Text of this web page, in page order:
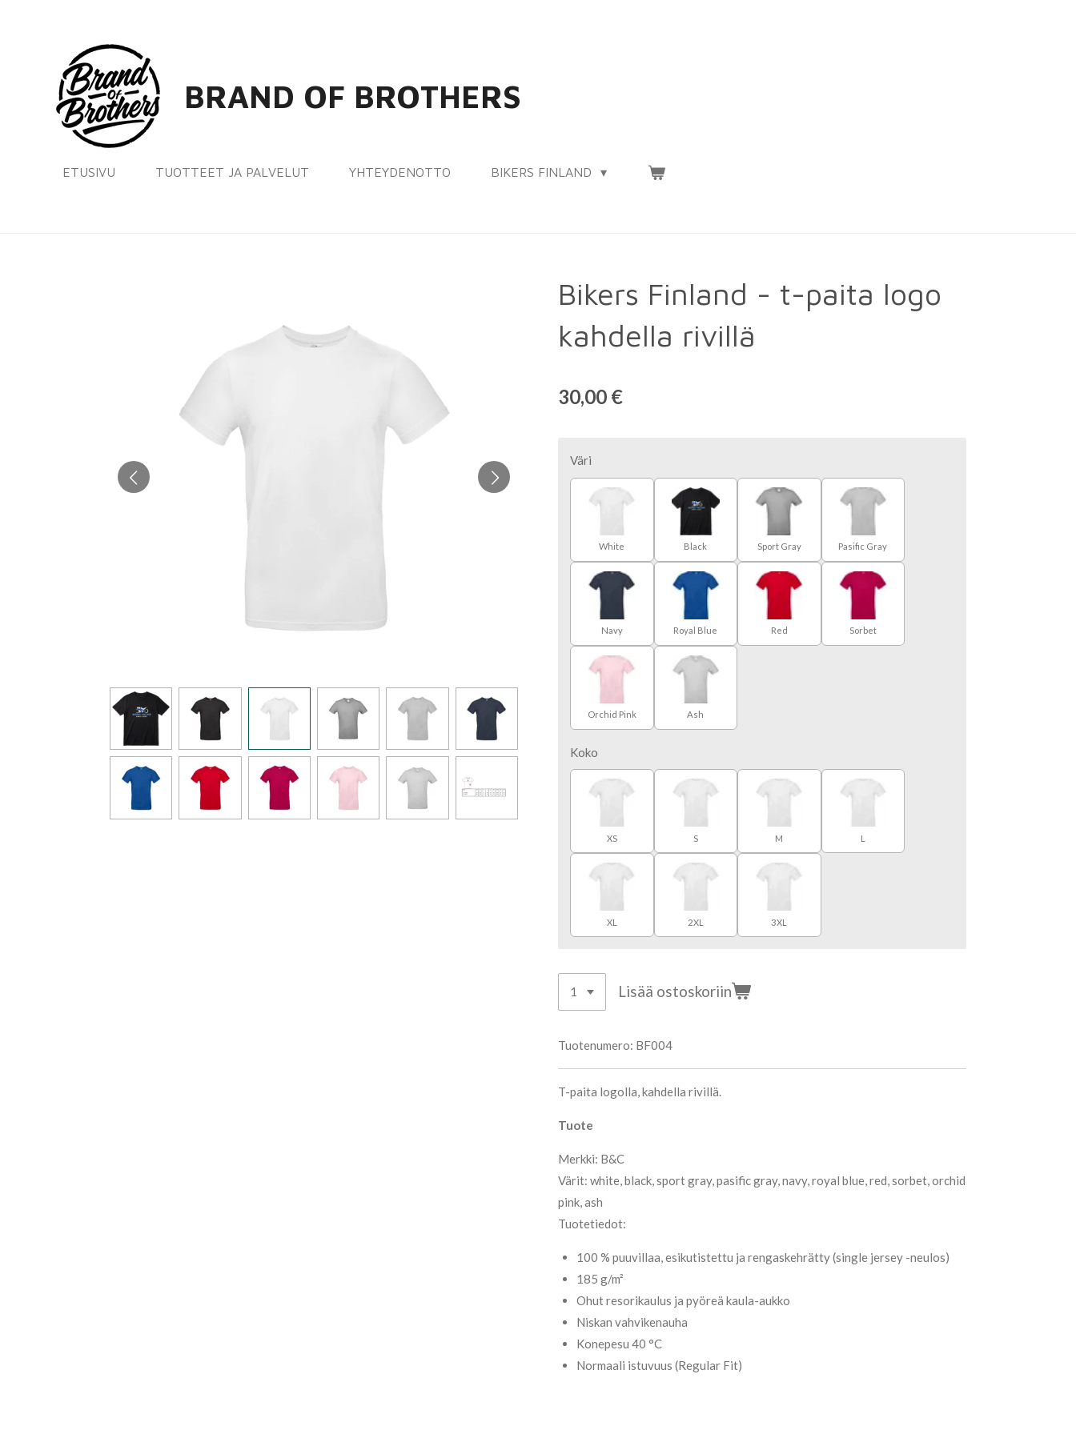
BRAND OF BROTHERS
ETUSIVU TUOTTEET JA PALVELUT YHTEYDENOTTO BIKERS FINLAND
Bikers Finland - t-paita logo
kahdella rivillä
30,00 €
Väri
White Black Sport Gray Pasific Gray
Navy Royal Blue Red Sorbet
Orchid Pink Ash
Koko
XS S M L
XL 2XL 3XL
Lisää ostoskoriin
Tuotenumero: BF004
T-paita logolla, kahdella rivillä.
Tuote
Merkki: B&C
Värit: white, black, sport gray, pasific gray, navy, royal blue, red, sorbet, orchid
pink, ash
Tuotetiedot:
100 % puuvillaa, esikutistettu ja rengaskehrätty (single jersey -neulos)
185 g/m²
Ohut resorikaulus ja pyöreä kaula-aukko
Niskan vahvikenauha
Konepesu 40 °C
Normaali istuvuus (Regular Fit)